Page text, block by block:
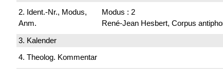
2. Ident.-Nr., Modus,
Anm.
Modus : 2
René-Jean Hesbert, Corpus
3. Kalender
4. Theolog. Kommentar